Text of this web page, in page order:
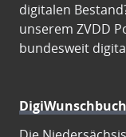
digitalen
unserem ZVDD
bundesweit
DigiWunschbuch